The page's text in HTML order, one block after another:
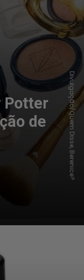
Potter
de
Divulgação/Quem Disse, Berenice?